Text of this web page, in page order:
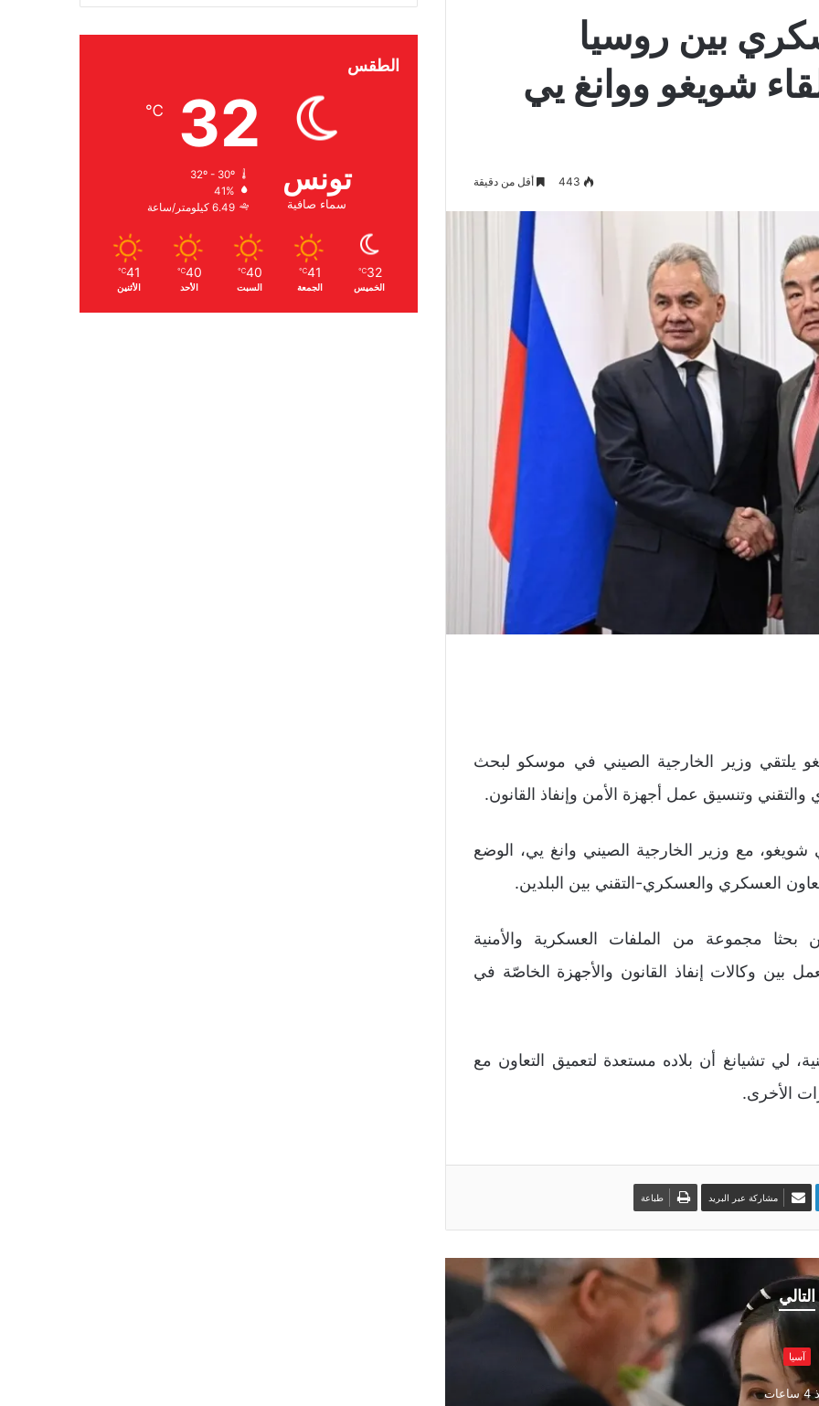
بين روسيا
شويغو ووانغ يي
443 أقل من دقيقة
وزير الخارجية الصيني في موسكو لبحث
وتنسيق عمل أجهزة الأمن وإنفاذ القانون.
مع وزير الخارجية الصيني وانغ يي، الوضع
العسكري والعسكري-التقني بين البلدين.
بحثا مجموعة من الملفات العسكرية والأمنية
بين وكالات إنفاذ القانون والأجهزة الخاصّة في
لي تشيانغ أن بلاده مستعدة لتعميق التعاون مع
الأخرى.
مشاركة عبر البريد طباعة
التالي
آسيا
الطقس
تونس
سماء صافية
32
℃
32º - 30º
41%
6.49 كيلومتر/ساعة
32
℃
الخميس
41
℃
الجمعة
40
℃
السبت
40
℃
الأحد
41
℃
الأثنين